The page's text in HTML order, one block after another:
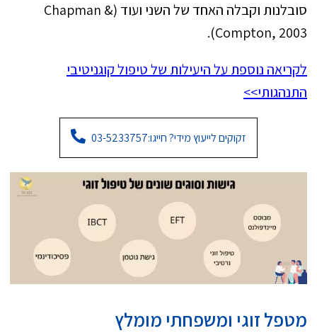
סובלנות וקבלה האחד של השני ועוד (Chapman &
Compton, 2003).
לקריאה נוספת על היעילות של טיפול קוגניטיבי
התנהגותי>>
זקוקים לייעוץ מידי? חייגו:03-5233757
מטפל זוגי ומשפחתי מומלץ